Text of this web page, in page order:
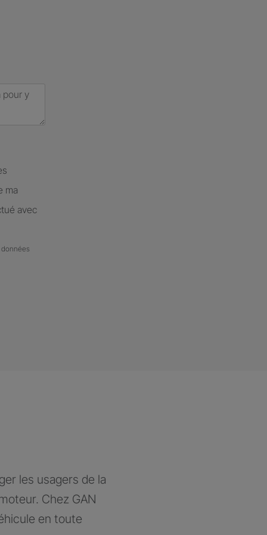
ma
avec
les usagers de la
Chez GAN
en toute